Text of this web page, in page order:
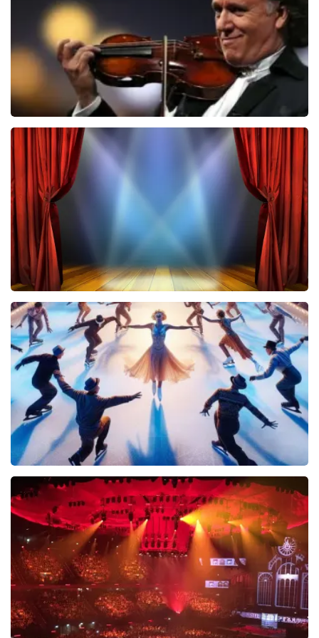
BEKIJKEN
Andre Rieu
5618+reviews
BEKIJKEN
40 45 De Musical
2588+reviews
BEKIJKEN
Holiday On Ice
508+reviews
BEKIJKEN